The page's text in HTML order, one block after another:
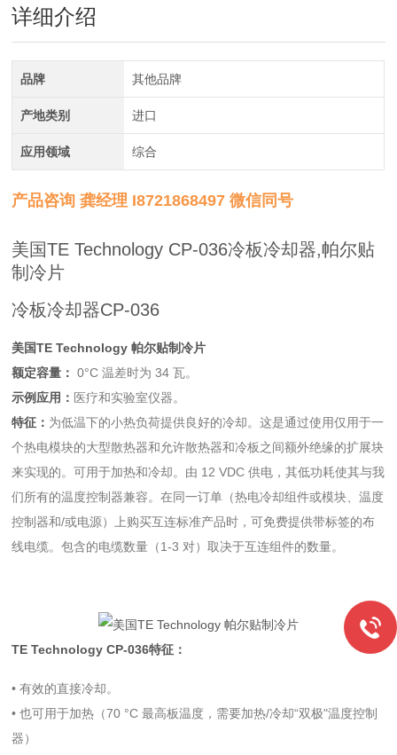
详细介绍
品牌 其他品牌
产地类别 进口
应用领域 综合
产品咨询 龚经理 I8721868497 微信同号
美国TE Technology CP-036冷板冷却器,帕尔贴
制冷片
冷板冷却器CP-036
美国TE Technology 帕尔贴制冷片
额定容量： 0°C 温差时为 34 瓦。
示例应用： 医疗和实验室仪器。
特征： 为低温下的小热负荷提供良好的冷却。这是通过使用仅用于一
个热电模块的大型散热器和允许散热器和冷板之间额外绝缘的扩展块
来实现的。可用于加热和冷却。由 12 VDC 供电，其低功耗使其与我
们所有的温度控制器兼容。在同一订单（热电冷却组件或模块、温度
控制器和/或电源）上购买互连标准产品时，可免费提供带标签的布
线电缆。包含的电缆数量（1-3 对）取决于互连组件的数量。
TE Technology CP-036特征：
• 有效的直接冷却。
• 也可用于加热（70 °C 最高板温度，需要加热/冷却“双极"温度控制
器）